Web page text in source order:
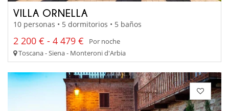
VILLA ORNELLA
10 personas • 5 dormitorios • 5 baños
2 200 € - 4 479 €
Por noche
Toscana - Siena - Monteroni d'Arbia